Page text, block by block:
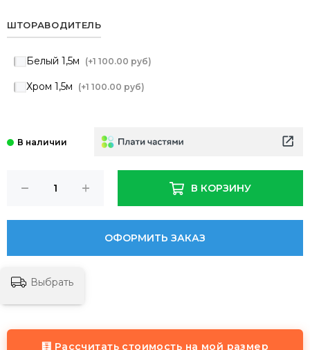
ШТОРАВОДИТЕЛЬ
Белый 1,5м (+1 100.00 руб)
Хром 1,5м (+1 100.00 руб)
В КОРЗИНУ
ОФОРМИТЬ ЗАКАЗ
Выбрать
🧮 Рассчитать стоимость на мой размер